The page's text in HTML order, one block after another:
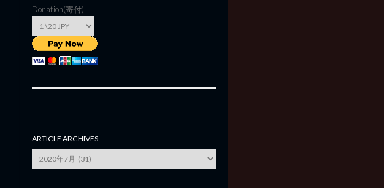
Donation(寄付)
ARTICLE ARCHIVES
Archives